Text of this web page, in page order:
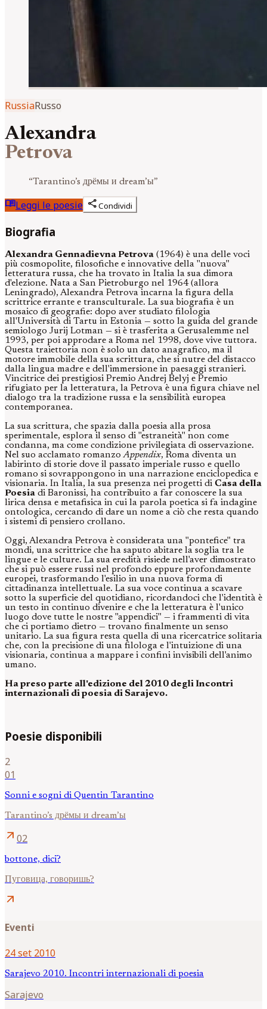
RussiaRusso
Alexandra
Petrova
“Tarantino’s дрёмы и dream’ы”
menu_bookLeggi le poesie shareCondividi
Biografia
Alexandra Gennadievna Petrova (1964) è una delle voci
più cosmopolite, filosofiche e innovative della "nuova"
letteratura russa, che ha trovato in Italia la sua dimora
d'elezione. Nata a San Pietroburgo nel 1964 (allora
Leningrado), Alexandra Petrova incarna la figura della
scrittrice errante e transculturale. La sua biografia è un
mosaico di geografie: dopo aver studiato filologia
all'Università di Tartu in Estonia — sotto la guida del grande
semiologo Jurij Lotman — si è trasferita a Gerusalemme nel
1993, per poi approdare a Roma nel 1998, dove vive tuttora.
Questa traiettoria non è solo un dato anagrafico, ma il
motore immobile della sua scrittura, che si nutre del distacco
dalla lingua madre e dell'immersione in paesaggi stranieri.
Vincitrice dei prestigiosi Premio Andrej Belyj e Premio
rifugiato per la letteratura, la Petrova è una figura chiave nel
dialogo tra la tradizione russa e la sensibilità europea
contemporanea.
La sua scrittura, che spazia dalla poesia alla prosa
sperimentale, esplora il senso di "estraneità" non come
condanna, ma come condizione privilegiata di osservazione.
Nel suo acclamato romanzoAppendix, Roma diventa un
labirinto di storie dove il passato imperiale russo e quello
romano si sovrappongono in una narrazione enciclopedica e
visionaria. In Italia, la sua presenza nei progetti di Casa della
Poesia di Baronissi, ha contribuito a far conoscere la sua
lirica densa e metafisica in cui la parola poetica si fa indagine
ontologica, cercando di dare un nome a ciò che resta quando
i sistemi di pensiero crollano.
Oggi, Alexandra Petrova è considerata una "pontefice" tra
mondi, una scrittrice che ha saputo abitare la soglia tra le
lingue e le culture. La sua eredità risiede nell'aver dimostrato
che si può essere russi nel profondo eppure profondamente
europei, trasformando l'esilio in una nuova forma di
cittadinanza intellettuale. La sua voce continua a scavare
sotto la superficie del quotidiano, ricordandoci che l'identità è
un testo in continuo divenire e che la letteratura è l'unico
luogo dove tutte le nostre "appendici" — i frammenti di vita
che ci portiamo dietro — trovano finalmente un senso
unitario. La sua figura resta quella di una ricercatrice solitaria
che, con la precisione di una filologa e l'intuizione di una
visionaria, continua a mappare i confini invisibili dell'animo
umano.
Ha preso parte all'edizione del 2010 degli Incontri
internazionali di poesia di Sarajevo.
Poesie disponibili
2
01
Sonni e sogni di Quentin Tarantino
Tarantino’s дрёмы и dream’ы
arrow_outward 02
bottone, dici?
Пуговица, говоришь?
arrow_outward
Eventi
24 set 2010
Sarajevo 2010. Incontri internazionali di poesia
Sarajevo